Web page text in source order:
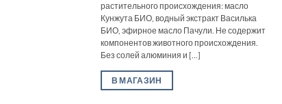
растительного происхождения: масло
Кунжута БИО, водный экстракт Василька
БИО, эфирное масло Пачули. Не содержит
компонентов животного происхождения.
Без солей алюминия и [...]
В МАГАЗИН